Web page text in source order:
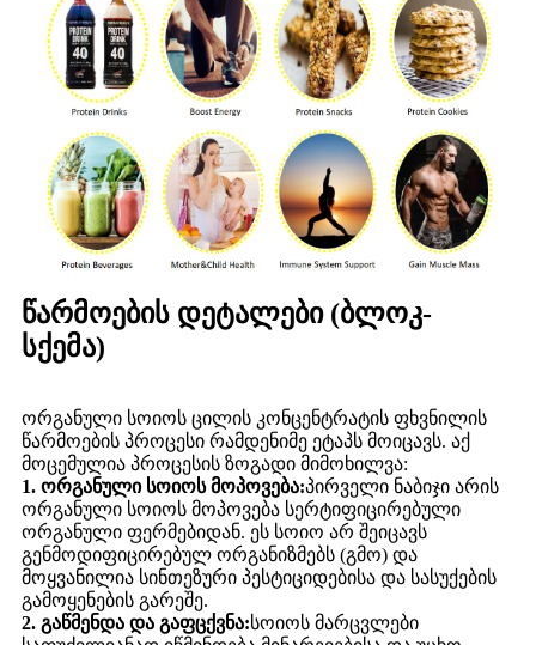
წარმოების დეტალები (ბლოკ-
სქემა)
ორგანული სოიოს ცილის კონცენტრატის ფხვნილის
წარმოების პროცესი რამდენიმე ეტაპს მოიცავს. აქ
მოცემულია პროცესის ზოგადი მიმოხილვა:
1. ორგანული სოიოს მოპოვება:პირველი ნაბიჯი არის
ორგანული სოიოს მოპოვება სერტიფიცირებული
ორგანული ფერმებიდან. ეს სოიო არ შეიცავს
გენმოდიფიცირებულ ორგანიზმებს (გმო) და
მოყვანილია სინთეზური პესტიციდებისა და სასუქების
გამოყენების გარეშე.
2. გაწმენდა და გაფცქვნა:სოიოს მარცვლები